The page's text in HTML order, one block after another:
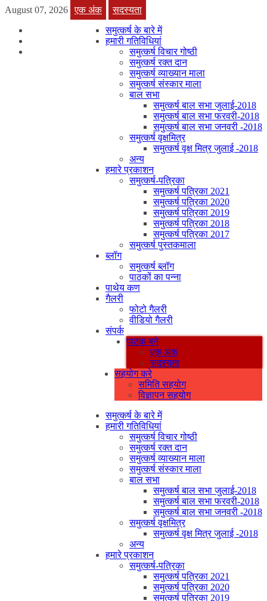
August 07, 2026 एक अंक
सदस्यता
समुत्कर्ष के बारे में
हमारी गतिविधियां
समुत्कर्ष विचार गोष्ठी
समुत्कर्ष रक्त दान
समुत्कर्ष व्याख्यान माला
समुत्कर्ष संस्कार माला
बाल सभा
समुत्कर्ष बाल सभा जुलाई-2018
समुत्कर्ष बाल सभा फरवरी-2018
समुत्कर्ष बाल सभा जनवरी -2018
समुत्कर्ष वृक्षमित्र
समुत्कर्ष वृक्ष मित्र जुलाई -2018
अन्य
हमारे प्रकाशन
समुत्कर्ष-पत्रिका
समुत्कर्ष पत्रिका 2021
समुत्कर्ष पत्रिका 2020
समुत्कर्ष पत्रिका 2019
समुत्कर्ष पत्रिका 2018
समुत्कर्ष पत्रिका 2017
समुत्कर्ष पुस्तकमाला
ब्लॉग
समुत्कर्ष ब्लॉग
पाठकों का पन्ना
पाथेय कण
गैलरी
फोटो गैलरी
वीडियो गैलरी
संपर्क
पाठक बने
एक अंक
सदस्यता
सहयोग करे
समिति सहयोग
विज्ञापन सहयोग
समुत्कर्ष के बारे में
हमारी गतिविधियां
समुत्कर्ष विचार गोष्ठी
समुत्कर्ष रक्त दान
समुत्कर्ष व्याख्यान माला
समुत्कर्ष संस्कार माला
बाल सभा
समुत्कर्ष बाल सभा जुलाई-2018
समुत्कर्ष बाल सभा फरवरी-2018
समुत्कर्ष बाल सभा जनवरी -2018
समुत्कर्ष वृक्षमित्र
समुत्कर्ष वृक्ष मित्र जुलाई -2018
अन्य
हमारे प्रकाशन
समुत्कर्ष-पत्रिका
समुत्कर्ष पत्रिका 2021
समुत्कर्ष पत्रिका 2020
समुत्कर्ष पत्रिका 2019